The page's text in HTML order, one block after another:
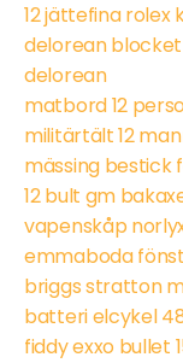
12 jättefina rolex
delorean blocket
delorean
matbord 12
militärtält 12
mässing bestick
12 bult gm
vapenskåp
emmaboda
briggs stratton
batteri elcykel
fiddy exxo bullet